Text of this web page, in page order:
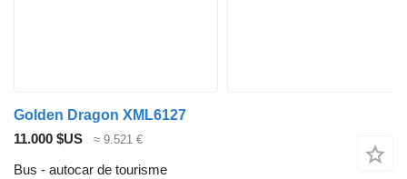
Golden Dragon XML6127
11.000 $US
≈ 9.521 €
Bus - autocar de tourisme